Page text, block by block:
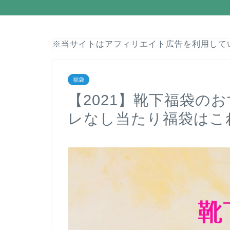
※当サイトはアフィリエイト広告を利用して
福袋
【2021】靴下福袋の
レなし当たり福袋はこ